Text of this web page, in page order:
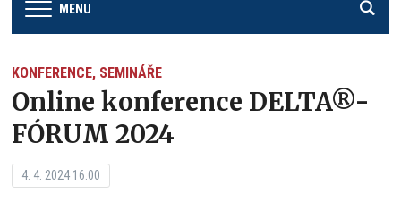
MENU
KONFERENCE, SEMINÁŘE
Online konference DELTA®-
FÓRUM 2024
4. 4. 2024 16:00